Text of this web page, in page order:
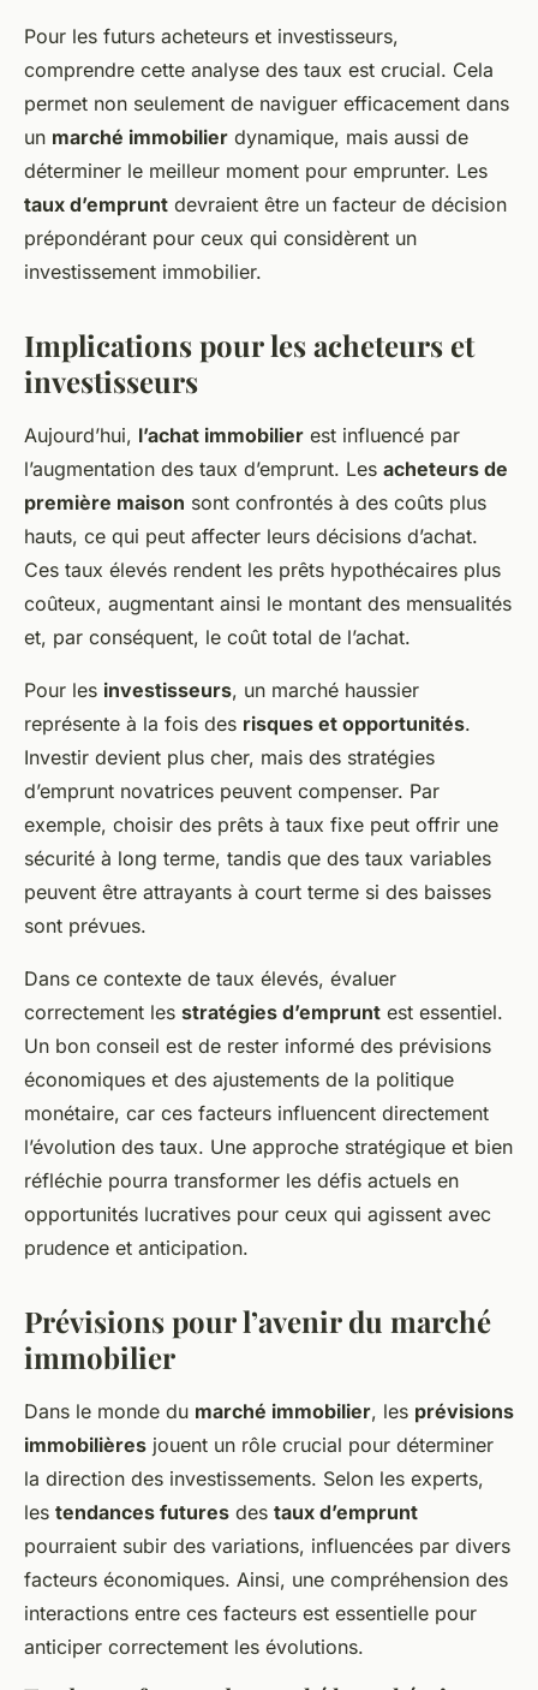
Pour les futurs acheteurs et investisseurs,
comprendre cette analyse des taux est crucial. Cela
permet non seulement de naviguer efficacement dans
un marché immobilier dynamique, mais aussi de
déterminer le meilleur moment pour emprunter. Les
taux d’emprunt devraient être un facteur de décision
prépondérant pour ceux qui considèrent un
investissement immobilier.
Implications pour les acheteurs et
investisseurs
Aujourd’hui, l’achat immobilier est influencé par
l’augmentation des taux d’emprunt. Les acheteurs de
première maison sont confrontés à des coûts plus
hauts, ce qui peut affecter leurs décisions d’achat.
Ces taux élevés rendent les prêts hypothécaires plus
coûteux, augmentant ainsi le montant des mensualités
et, par conséquent, le coût total de l’achat.
Pour les investisseurs, un marché haussier
représente à la fois des risques et opportunités.
Investir devient plus cher, mais des stratégies
d’emprunt novatrices peuvent compenser. Par
exemple, choisir des prêts à taux fixe peut offrir une
sécurité à long terme, tandis que des taux variables
peuvent être attrayants à court terme si des baisses
sont prévues.
Dans ce contexte de taux élevés, évaluer
correctement les stratégies d’emprunt est essentiel.
Un bon conseil est de rester informé des prévisions
économiques et des ajustements de la politique
monétaire, car ces facteurs influencent directement
l’évolution des taux. Une approche stratégique et bien
réfléchie pourra transformer les défis actuels en
opportunités lucratives pour ceux qui agissent avec
prudence et anticipation.
Prévisions pour l’avenir du marché
immobilier
Dans le monde du marché immobilier, les prévisions
immobilières jouent un rôle crucial pour déterminer
la direction des investissements. Selon les experts,
les tendances futures des taux d’emprunt
pourraient subir des variations, influencées par divers
facteurs économiques. Ainsi, une compréhension des
interactions entre ces facteurs est essentielle pour
anticiper correctement les évolutions.